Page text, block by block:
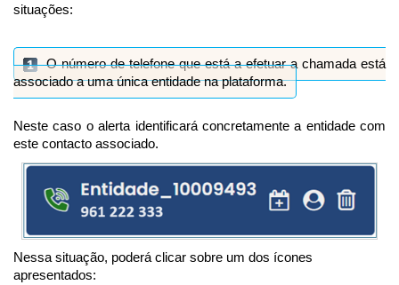
situações:
O número de telefone que está a efetuar a chamada está
associado a uma única entidade na plataforma.
Neste caso o alerta identificará concretamente a entidade com
este contacto associado.
Nessa situação, poderá clicar sobre um dos ícones
apresentados: